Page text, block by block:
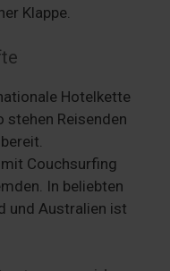
Klappe.
Hotelkette
stehen Reisenden
Couchsurfing
In beliebten
und Australien ist